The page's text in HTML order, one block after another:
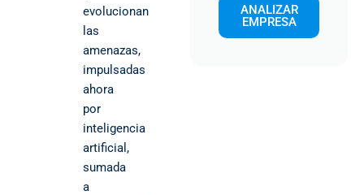
evolucionan
las
amenazas,
impulsadas
ahora
por
inteligencia
artificial,
sumada
a
ANALIZAR
EMPRESA